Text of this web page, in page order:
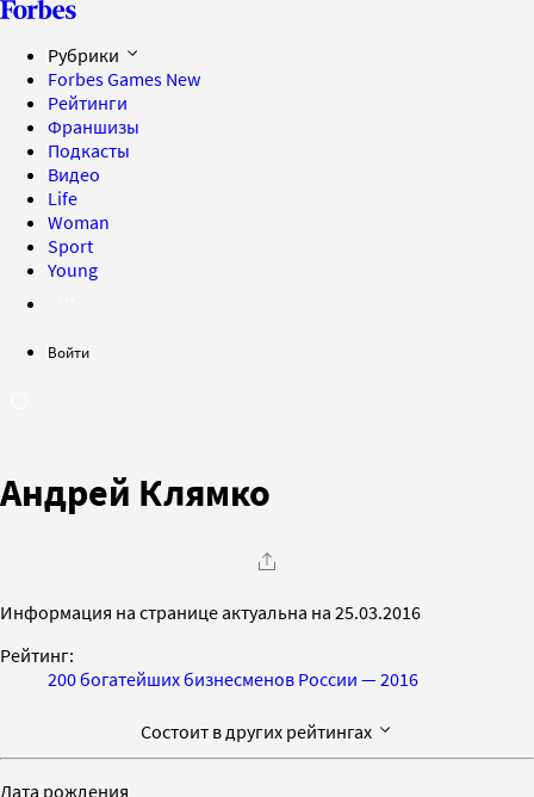
Рубрики
Forbes Games New
Рейтинги
Франшизы
Подкасты
Видео
Life
Woman
Sport
Young
Войти
Андрей Клямко
Информация на странице актуальна на 25.03.2016
Рейтинг:
200 богатейших бизнесменов России — 2016
Состоит в других рейтингах
Дата рождения